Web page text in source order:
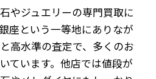
やジュエリーの専門買取に
座という一等地にありなが
高水準の査定で、多くのお
ています。他店では値段が